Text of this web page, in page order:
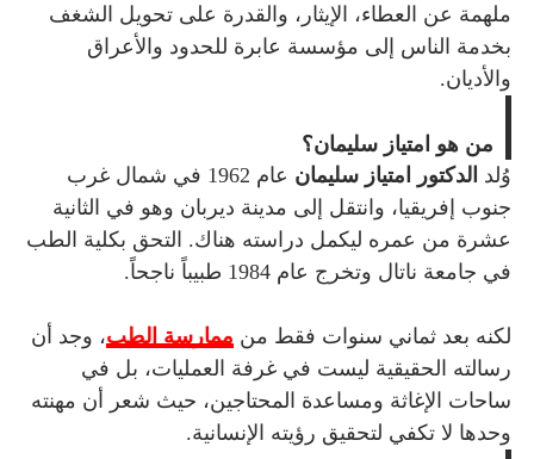
ملهمة عن العطاء، الإيثار، والقدرة على تحويل الشغف
بخدمة الناس إلى مؤسسة عابرة للحدود والأعراق
والأديان.
من هو امتياز سليمان؟
وُلد الدكتور امتياز سليمان
عام 1962 في شمال غرب
جنوب إفريقيا، وانتقل إلى مدينة ديربان وهو في الثانية
عشرة من عمره ليكمل دراسته هناك. التحق بكلية الطب
في جامعة ناتال وتخرج عام 1984 طبيباً ناجحاً.
لكنه بعد ثماني سنوات فقط من ممارسة الطب، وجد أن
رسالته الحقيقية ليست في غرفة العمليات، بل في
ساحات الإغاثة ومساعدة المحتاجين، حيث شعر أن مهنته
وحدها لا تكفي لتحقيق رؤيته الإنسانية.